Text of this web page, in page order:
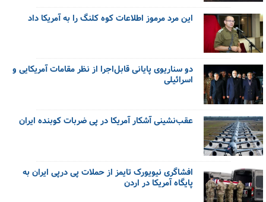
این مرد مرموز اطلاعات کوه کلنگ را به آمریکا داد
دو سناریوی پایانی قابل‌اجرا از نظر مقامات آمریکایی و
اسرائیلی
عقب‌نشینی آشکار آمریکا در پی ضربات کوبنده ایران
افشاگری نیویورک تایمز از حملات پی درپی ایران به
پایگاه آمریکا در اردن